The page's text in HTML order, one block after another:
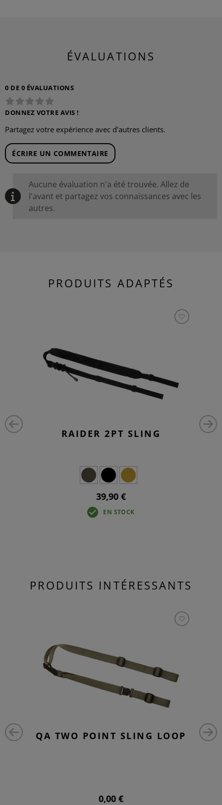
ÉVALUATIONS
0 DE 0 ÉVALUATIONS
DONNEZ VOTRE AVIS !
Partagez votre expérience avec d'autres clients.
ÉCRIRE UN COMMENTAIRE
Aucune évaluation n'a été trouvée. Allez de
l'avant et partagez vos connaissances avec les
autres.
PRODUITS ADAPTÉS
RAIDER 2PT SLING
39,90 €
EN STOCK
PRODUITS INTÉRESSANTS
QA TWO POINT SLING LOOP
0,00 €